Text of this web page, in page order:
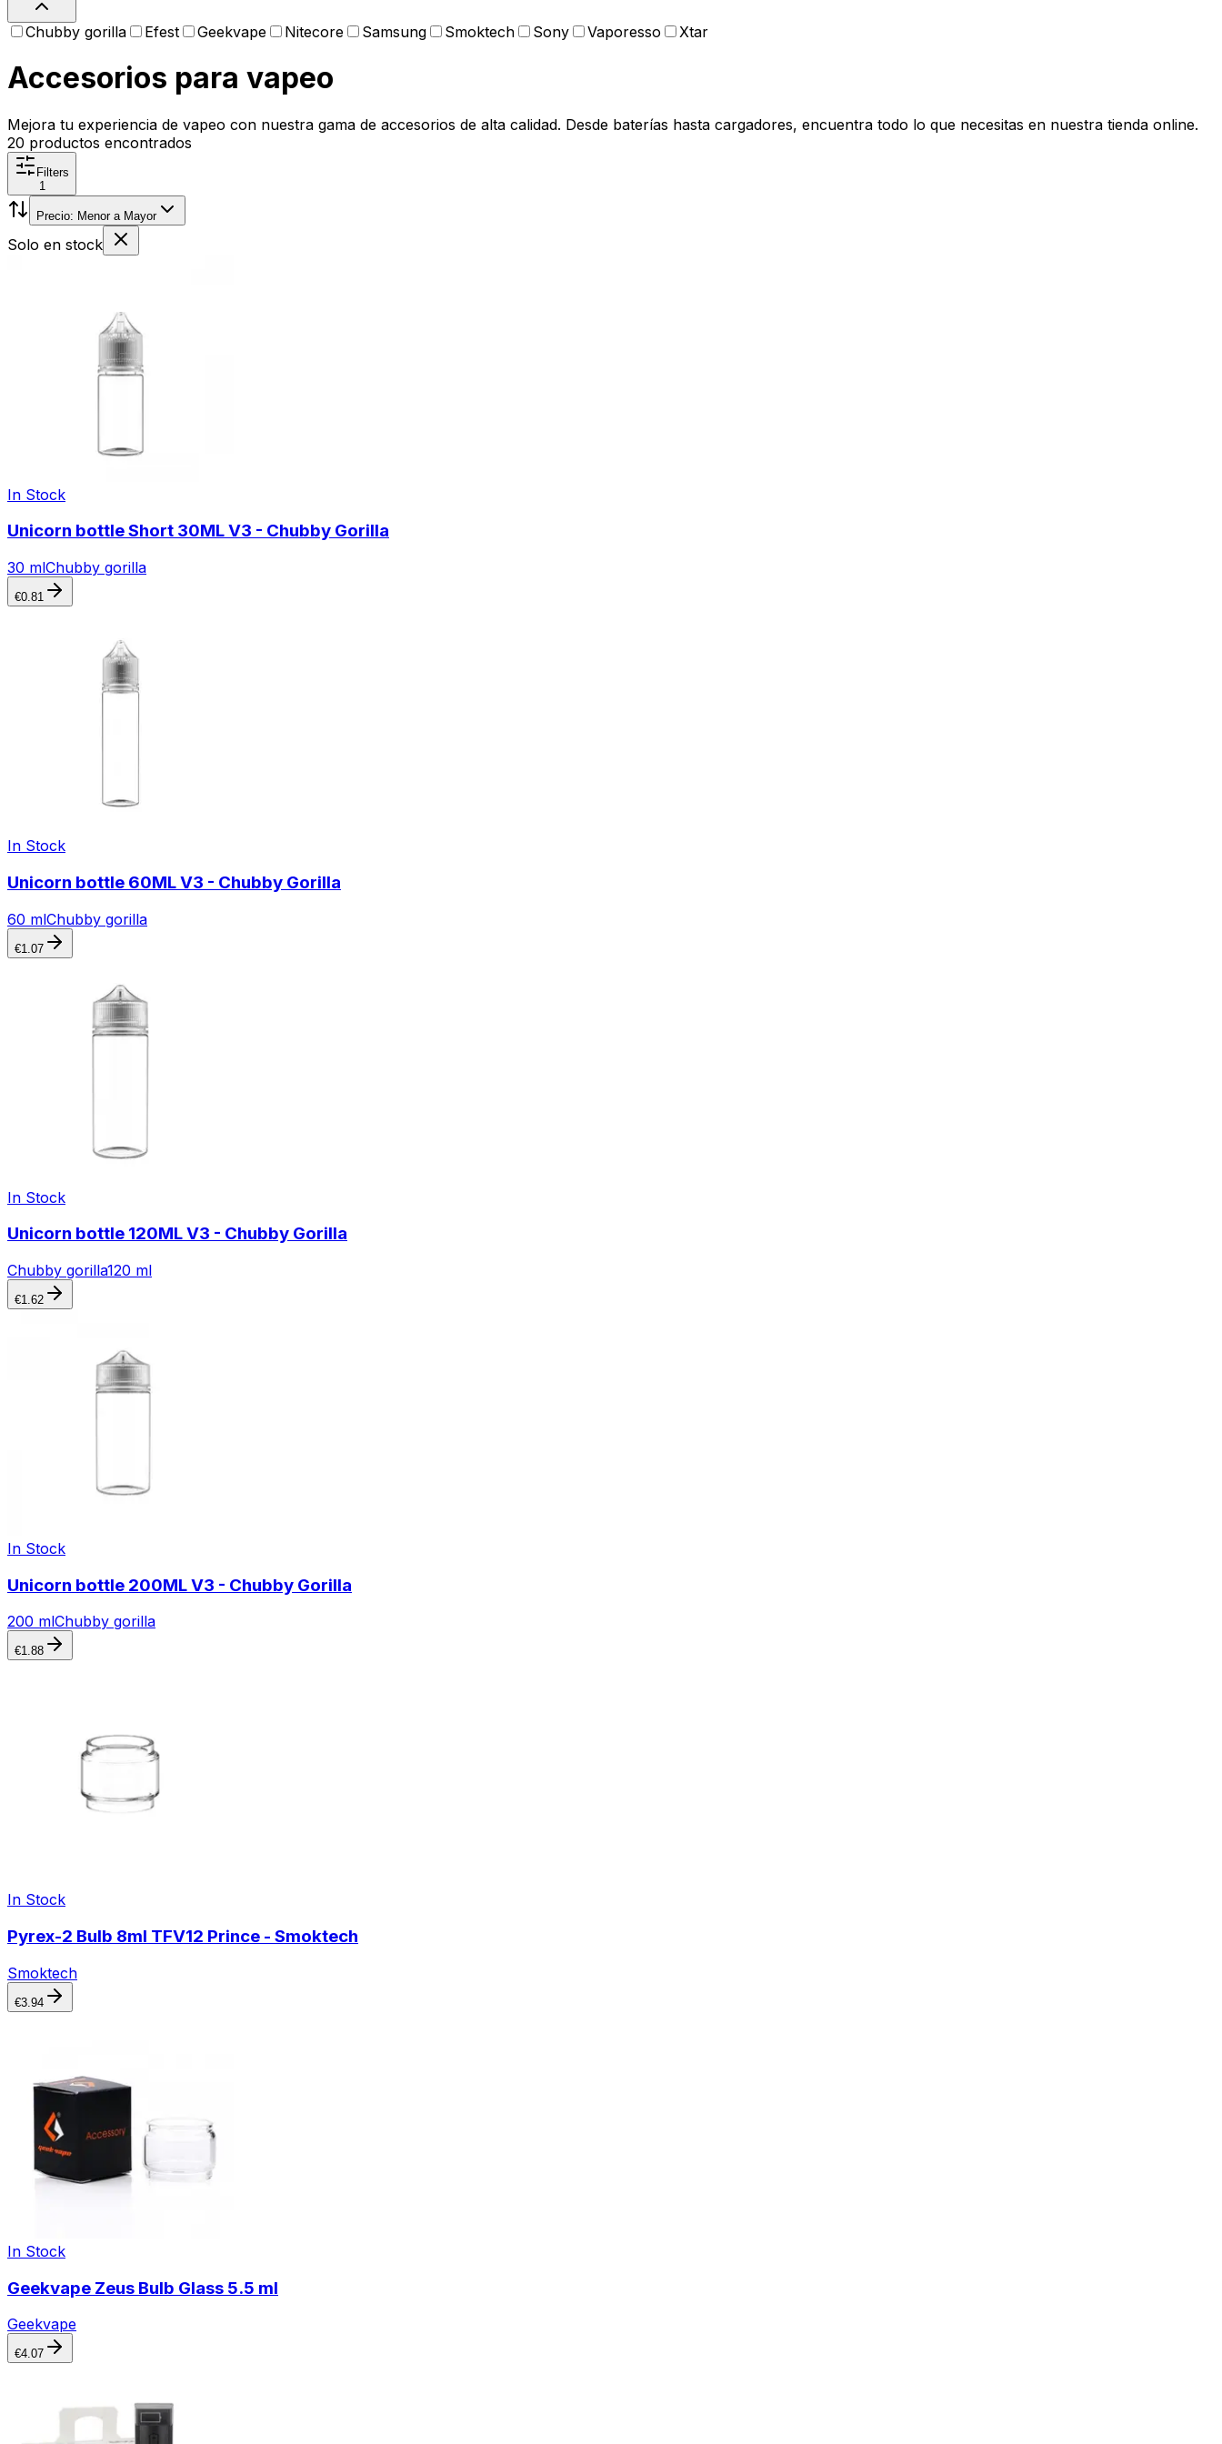
Chubby gorilla Efest Geekvape Nitecore Samsung Smoktech Sony Vaporesso Xtar
Accesorios para vapeo
Mejora tu experiencia de vapeo con nuestra gama de accesorios de alta calidad. Desde baterías hasta cargadores, encuentra todo lo que necesitas en nuestra tienda online.
20 productos encontrados
Filters
1
Precio: Menor a Mayor
Solo en stock
In Stock
Unicorn bottle Short 30ML V3 - Chubby Gorilla
30 mlChubby gorilla
€0.81
In Stock
Unicorn bottle 60ML V3 - Chubby Gorilla
60 mlChubby gorilla
€1.07
In Stock
Unicorn bottle 120ML V3 - Chubby Gorilla
Chubby gorilla120 ml
€1.62
In Stock
Unicorn bottle 200ML V3 - Chubby Gorilla
200 mlChubby gorilla
€1.88
In Stock
Pyrex-2 Bulb 8ml TFV12 Prince - Smoktech
Smoktech
€3.94
In Stock
Geekvape Zeus Bulb Glass 5.5 ml
Geekvape
€4.07